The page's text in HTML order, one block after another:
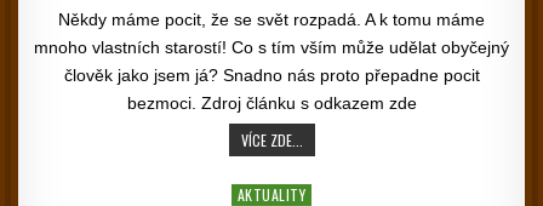
Někdy máme pocit, že se svět rozpadá. A k tomu máme
mnoho vlastních starostí! Co s tím vším může udělat obyčejný
člověk jako jsem já? Snadno nás proto přepadne pocit
bezmoci. Zdroj článku s odkazem zde
VÍCE ZDE...
Posted in
AKTUALITY